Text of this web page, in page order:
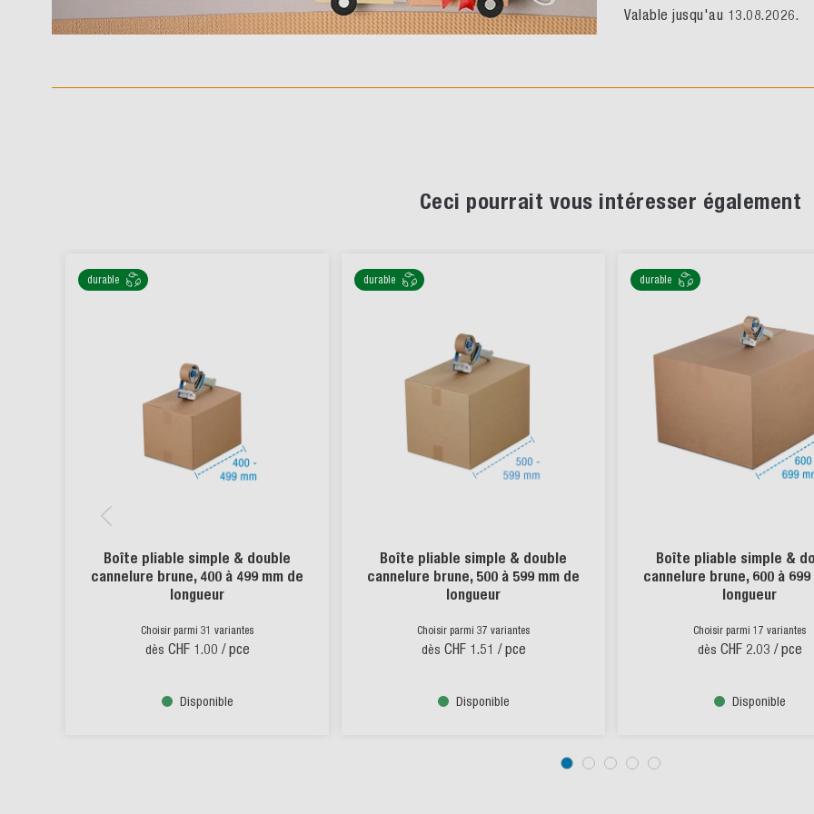
Valable jusqu'au 13.08.2026.
Ceci pourrait vous intéresser également
durable
Boîte pliable simple & double
cannelure brune, 400 à 499 mm de
longueur
Choisir parmi 31 variantes
dès CHF 1.00 / pce
Disponible
durable
Boîte pliable simple & double
cannelure brune, 500 à 599 mm de
longueur
Choisir parmi 37 variantes
dès CHF 1.51 / pce
Disponible
durable
Boîte pliable simple &
cannelure brune, 600 à 699
longueur
Choisir parmi 17 variantes
dès CHF 2.03 / pce
Disponible